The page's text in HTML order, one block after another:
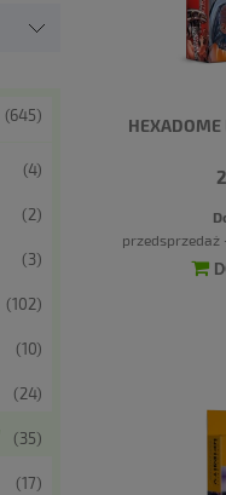
(645)
(4)
(2)
(3)
(102)
(10)
(24)
(35)
(17)
HEXADOME
przedsprzedaż